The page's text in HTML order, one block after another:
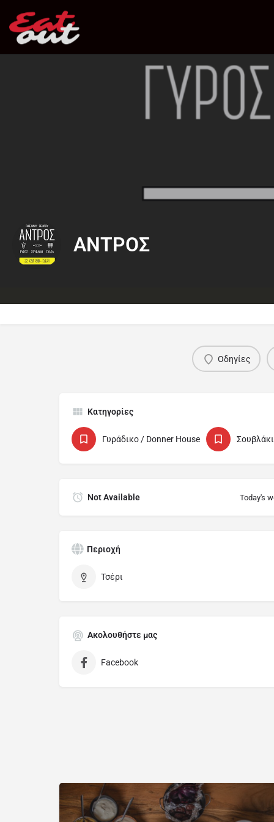
ΑΝΤΡΟΣ
Οδηγίες
Κατηγορίες
Γυράδικο / Donner House
Not Available Today's
Περιοχή
Τσέρι
Ακολουθήστε μας
Facebook